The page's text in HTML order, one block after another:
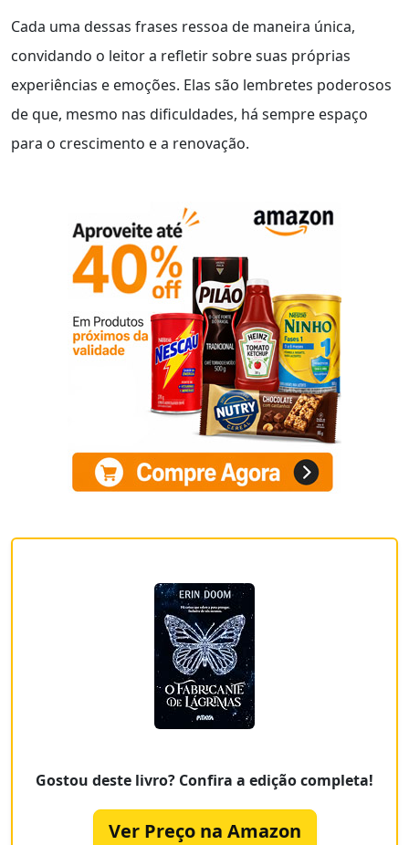
Cada uma dessas frases ressoa de maneira única,
convidando o leitor a refletir sobre suas próprias
experiências e emoções. Elas são lembretes poderosos
de que, mesmo nas dificuldades, há sempre espaço
para o crescimento e a renovação.
Gostou deste livro? Confira a edição completa!
Ver Preço na Amazon